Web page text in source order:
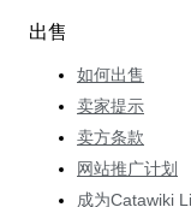
出售
如何出售
卖家提示
卖方条款
网站推广计划
成为Catawiki